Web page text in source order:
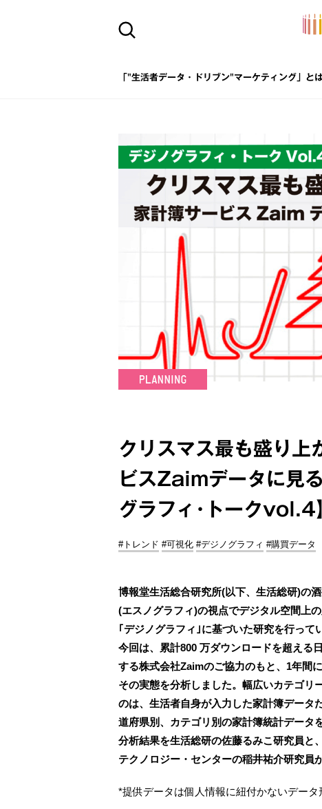
「"生活者データ・ドリブン"マーケティング」と
クリスマス最も盛り上
ビスZaimデータに見
グラフィ･トークvol.4
#トレンド #可視化 #デジノグラフィ #購買データ
博報堂生活総合研究所(以下、生活総研)の
(エスノグラフィ)の視点でデジタル空間上
｢デジノグラフィ｣に基づいた研究を行って
今回は、累計800 万ダウンロードを超える
する株式会社Zaimのご協力のもと、1年間
その実態を分析しました。幅広いカテゴリ
のは、生活者自身が入力した家計簿データ
道府県別、カテゴリ別の家計簿統計データ
分析結果を生活総研の佐藤るみこ研究員
テクノロジー・センターの稲井祐介研究員
*提供データは個人情報に紐付かないデータ